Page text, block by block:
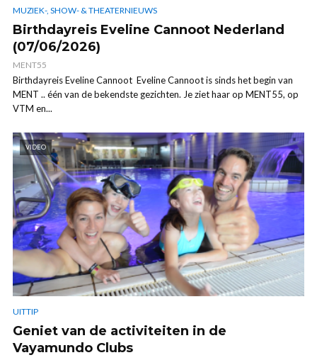
MUZIEK-, SHOW- & THEATERNIEUWS
Birthdayreis Eveline Cannoot Nederland
(07/06/2026)
MENT55
Birthdayreis Eveline Cannoot Eveline Cannoot is sinds het begin van
MENT .. één van de bekendste gezichten. Je ziet haar op MENT55, op
VTM en...
VIDEO
UITTIP
Geniet van de activiteiten in de
Vayamundo Clubs